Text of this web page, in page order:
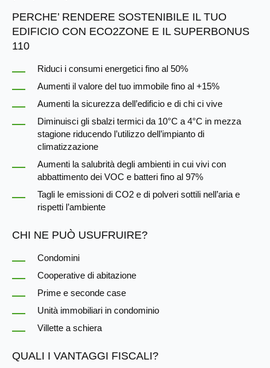
PERCHE’ RENDERE SOSTENIBILE IL TUO
EDIFICIO CON ECO2ZONE E IL SUPERBONUS
110
Riduci i consumi energetici fino al 50%
Aumenti il valore del tuo immobile fino al +15%
Aumenti la sicurezza dell’edificio e di chi ci vive
Diminuisci gli sbalzi termici da 10°C a 4°C in mezza
stagione riducendo l’utilizzo dell’impianto di
climatizzazione
Aumenti la salubrità degli ambienti in cui vivi con
abbattimento dei VOC e batteri fino al 97%
Tagli le emissioni di CO2 e di polveri sottili nell’aria e
rispetti l’ambiente
CHI NE PUÒ USUFRUIRE?
Condomini
Cooperative di abitazione
Prime e seconde case
Unità immobiliari in condominio
Villette a schiera
QUALI I VANTAGGI FISCALI?